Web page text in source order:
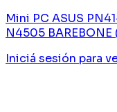
Mini PC ASUS
N4505 BAREBONE
Iniciá sesión para